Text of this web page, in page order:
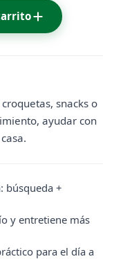
snacks o
ayudar con
búsqueda +
y entretiene más
para el día a